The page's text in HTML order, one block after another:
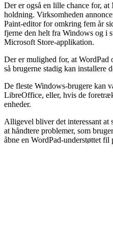
Der er også en lille chance for,
holdning. Virksomheden
Paint-editor for omkring fem år
fjerne den helt fra Windows og i
Microsoft Store-applikation.
Der er mulighed for, at
så brugerne stadig kan installere
De fleste Windows-brugere kan
LibreOffice, eller, hvis de
enheder.
Alligevel bliver det interessant
at håndtere problemer, som
åbne en WordPad-understøttet fil